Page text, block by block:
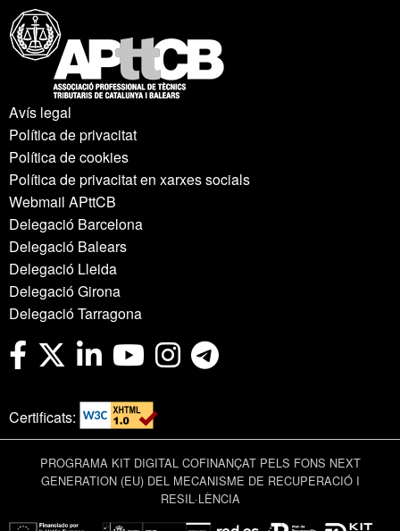
Avís legal
Política de privacitat
Política de cookies
Política de privacitat en xarxes socials
Webmail APttCB
Delegació Barcelona
Delegació Balears
Delegació Lleida
Delegació Girona
Delegació Tarragona
Certificats:
PROGRAMA KIT DIGITAL COFINANÇAT PELS FONS NEXT
GENERATION (EU) DEL MECANISME DE RECUPERACIÓ I
RESIL·LÈNCIA